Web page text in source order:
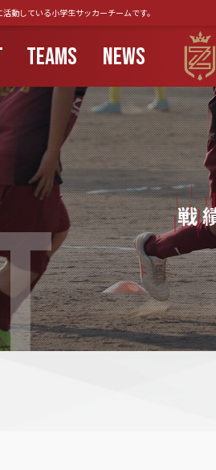
動している小学生サッカーチームです。
TEAMS NEWS
戦